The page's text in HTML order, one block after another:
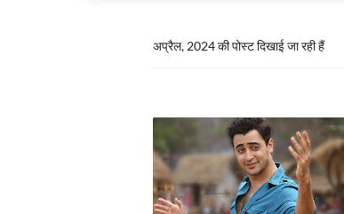
अप्रैल, 2024 की पोस्ट दिखाई जा रही हैं